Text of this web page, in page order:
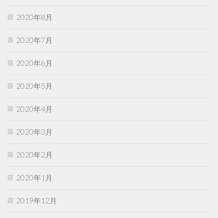
2020年8月
2020年7月
2020年6月
2020年5月
2020年4月
2020年3月
2020年2月
2020年1月
2019年12月